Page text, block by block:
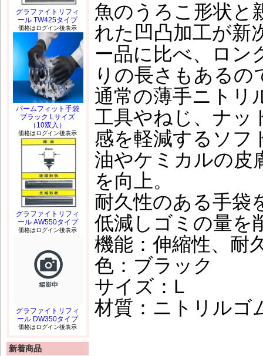
魚のうろこ形状と
れた凹凸加工が新
ー品に比べ、ロン
りの長さもあるの
通常の薄手ニトリ
工具やねじ、ナッ
感を軽減するソフ
油やケミカルの皮
を向上。
耐久性のある手袋
低減しゴミの量を
機能：伸縮性、耐
色：ブラック
サイズ：L
材質：ニトリルゴ
グラファイトリフィ
ール TW425タイプ
価格はログイン後表示
パームフィット手袋
ブラック Lサイズ
（10双入）
価格はログイン後表示
グラファイトリフィ
ール AW550タイプ
価格はログイン後表示
グラファイトリフィ
ール DW350タイプ
価格はログイン後表示
新着商品